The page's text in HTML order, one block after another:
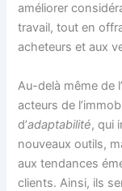
améliorer
travail, tout en
acheteurs et aux
Au-delà même de
acteurs de
d’adaptabilité, qui
nouveaux outils,
aux tendances
clients. Ainsi, ils